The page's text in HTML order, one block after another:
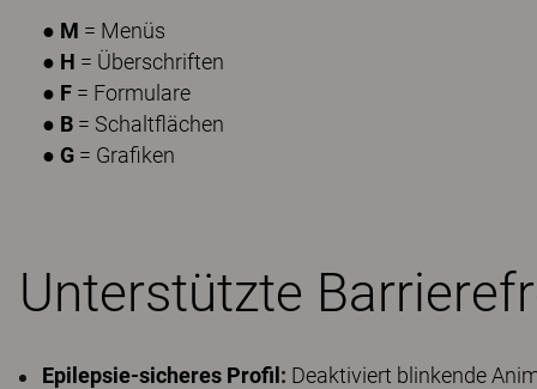
● M = Menüs
● H = Überschriften
● F = Formulare
● B = Schaltflächen
● G = Grafiken
Unterstützte
Epilepsie-sicheres Profil: Deaktiviert blinkende